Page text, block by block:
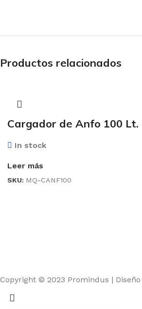
Productos relacionados
Cargador de Anfo 100 Lt.
In stock
Leer más
SKU: MQ-CANF100
Copyright © 2023 Promindus |